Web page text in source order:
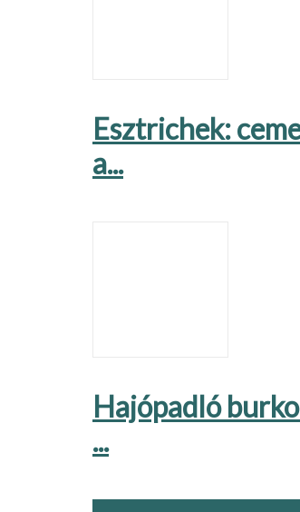
Esztrichek:
a...
Hajópadló
...